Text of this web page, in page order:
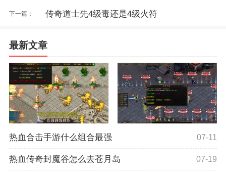
下一篇： 传奇道士先4级毒还是4级火符
最新文章
热血合击手游什么组合最强 07-11
热血传奇封魔谷怎么去苍月岛 07-19